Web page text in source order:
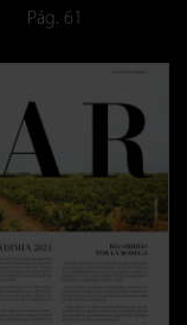
Pág. 61